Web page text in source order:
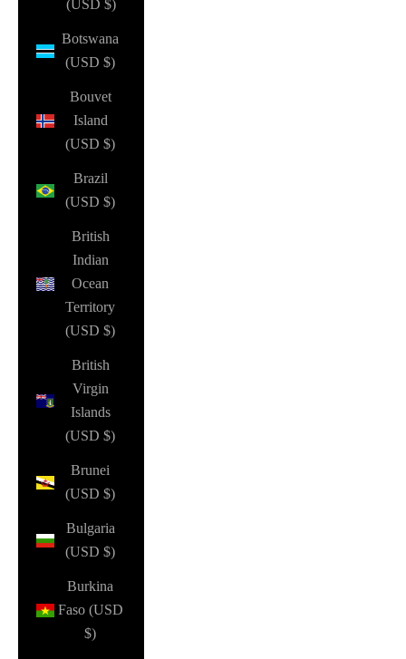
(USD $)
Botswana
(USD $)
Bouvet
Island
(USD $)
Brazil
(USD $)
British
Indian
Ocean
Territory
(USD $)
British
Virgin
Islands
(USD $)
Brunei
(USD $)
Bulgaria
(USD $)
Burkina
Faso (USD
$)